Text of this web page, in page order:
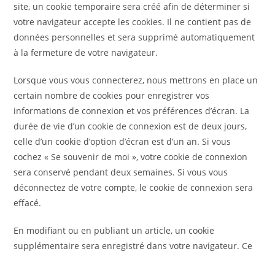
site, un cookie temporaire sera créé afin de déterminer si
votre navigateur accepte les cookies. Il ne contient pas de
données personnelles et sera supprimé automatiquement
à la fermeture de votre navigateur.
Lorsque vous vous connecterez, nous mettrons en place un
certain nombre de cookies pour enregistrer vos
informations de connexion et vos préférences d’écran. La
durée de vie d’un cookie de connexion est de deux jours,
celle d’un cookie d’option d’écran est d’un an. Si vous
cochez « Se souvenir de moi », votre cookie de connexion
sera conservé pendant deux semaines. Si vous vous
déconnectez de votre compte, le cookie de connexion sera
effacé.
En modifiant ou en publiant un article, un cookie
supplémentaire sera enregistré dans votre navigateur. Ce